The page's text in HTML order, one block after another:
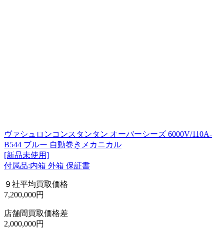
ヴァシュロンコンスタンタン オーバーシーズ 6000V/110A-
B544 ブルー 自動巻きメカニカル
[新品未使用]
付属品:内箱 外箱 保証書
９社平均買取価格
7,200,000円
店舗間買取価格差
2,000,000円